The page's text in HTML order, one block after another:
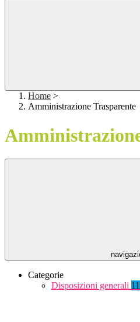
Home >
Amministrazione Trasparente
Categorie
Disposizioni generali